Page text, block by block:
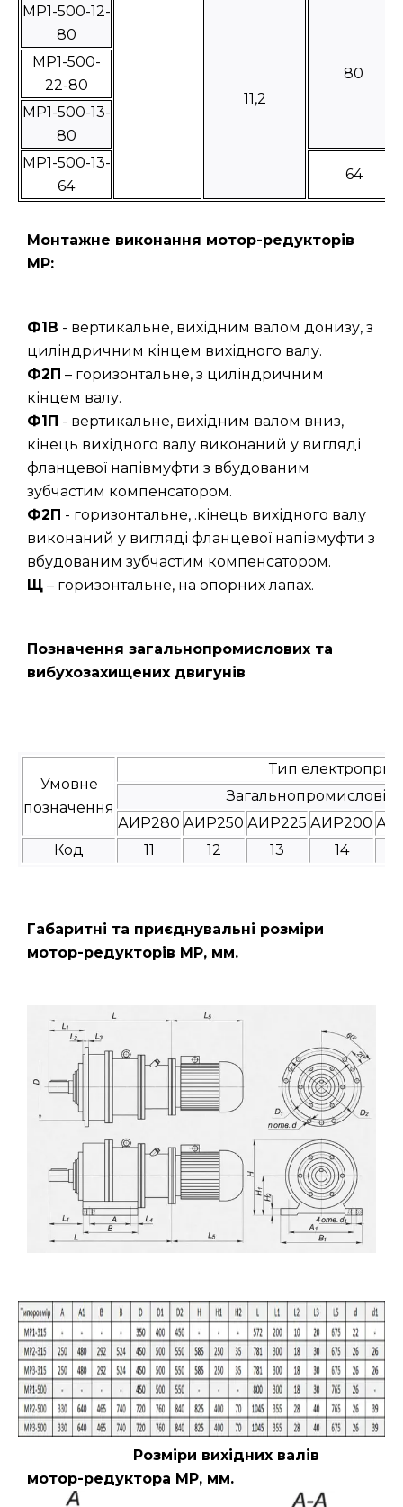
MP1-500-12-
80
11,2
80
МР1-500-
22-80
МР1-500-13-
80
МР1-500-13-
64
64
Монтажне виконання мотор-редукторів
МР:
Ф1В - вертикальне, вихідним валом донизу, з
циліндричним кінцем вихідного валу.
Ф2П – горизонтальне, з циліндричним
кінцем валу.
Ф1П - вертикальне, вихідним валом вниз,
кінець вихідного валу виконаний у вигляді
фланцевої напівмуфти з вбудованим
зубчастим компенсатором.
Ф2П - горизонтальне, .кінець вихідного валу
виконаний у вигляді фланцевої напівмуфти з
вбудованим зубчастим компенсатором.
Щ – горизонтальне, на опорних лапах.
Позначення загальнопромислових та
вибухозахищених двигунів
Умовне
позначення
Тип
Загальнопромислові
АИР280 АИР250 АИР225 АИР200
Код
11 12 13 14
Габаритні та приєднувальні розміри
мотор-редукторів МР, мм.
Розміри вихідних валів
мотор-редуктора МР, мм.